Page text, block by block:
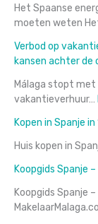
Het Spaanse
moeten weten
Verbod op
kansen achter de
Málaga stopt met
vakantieverhuur…
Kopen in Spanje
Huis kopen in
Koopgids Spanje
Koopgids Spanje